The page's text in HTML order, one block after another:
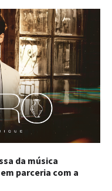
da música
parceria com a